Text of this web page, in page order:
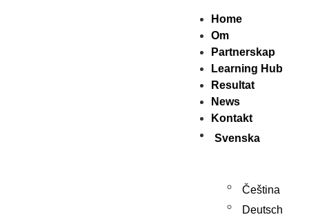
Home
Om
Partnerskap
Learning Hub
Resultat
News
Kontakt
Svenska
Čeština
Deutsch